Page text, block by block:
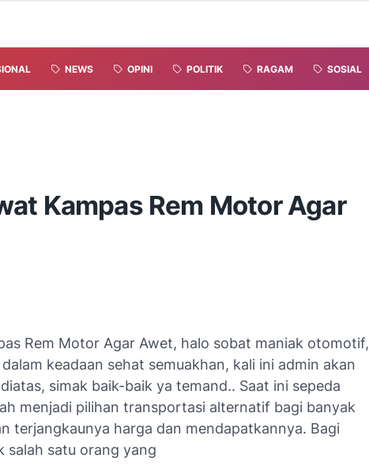
NEWS OPINI POLITIK RAGAM SOSIAL
Kampas Rem Motor Agar
Rem Motor Agar Awet, halo sobat maniak otomotif,
keadaan sehat semuakhan, kali ini admin akan
simak baik-baik ya temand.. Saat ini sepeda
menjadi pilihan transportasi alternatif bagi banyak
terjangkaunya harga dan mendapatkannya. Bagi
salah satu orang yang